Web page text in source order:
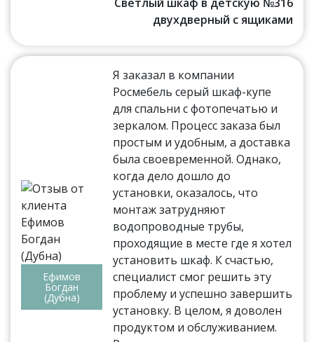
двухдверный с ящиками
Ефимов
Богдан
(Дубна)
Я заказал в компании
Росмебель серый шкаф-купе
для спальни с фотопечатью и
зеркалом. Процесс заказа был
простым и удобным, а доставка
была своевременной. Однако,
когда дело дошло до
установки, оказалось, что
монтаж затрудняют
водопроводные трубы,
проходящие в месте где я хотел
установить шкаф. К счастью,
специалист смог решить эту
проблему и успешно завершить
установку. В целом, я доволен
продуктом и обслуживанием.